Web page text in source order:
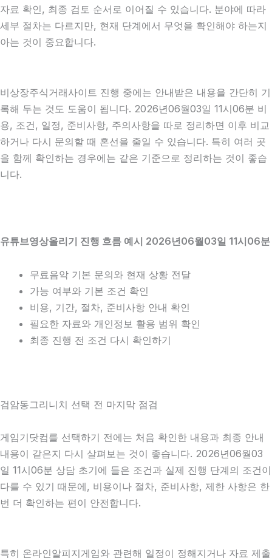
자료 확인, 최종 검토 순서로 이어질 수 있습니다. 분야에 따라
세부 절차는 다르지만, 현재 단계에서 무엇을 확인해야 하는지
아는 것이 중요합니다.
비상장주식거래사이트 진행 중에는 안내받은 내용을 간단히 기
록해 두는 것도 도움이 됩니다. 2026년06월03일 11시06분 비
용, 조건, 일정, 준비사항, 주의사항을 따로 정리하면 이후 비교
하거나 다시 문의할 때 혼선을 줄일 수 있습니다. 특히 여러 곳
을 함께 확인하는 경우에는 같은 기준으로 정리하는 것이 좋습
니다.
유튜브영상올리기 진행 흐름 예시 2026년06월03일 11시06분
무료음악 기본 문의와 현재 상황 전달
가능 여부와 기본 조건 확인
비용, 기간, 절차, 준비사항 안내 확인
필요한 자료와 개인정보 활용 범위 확인
최종 진행 전 조건 다시 확인하기
검암동그리니치 선택 전 마지막 점검
게임기닷컴를 선택하기 전에는 처음 확인한 내용과 최종 안내
내용이 같은지 다시 살펴보는 것이 좋습니다. 2026년06월03
일 11시06분 상담 초기에 들은 조건과 실제 진행 단계의 조건이
다를 수 있기 때문에, 비용이나 절차, 준비사항, 제한 사항은 한
번 더 확인하는 편이 안전합니다.
특히 온라인알피지게임와 관련해 일정이 정해지거나 자료 제출